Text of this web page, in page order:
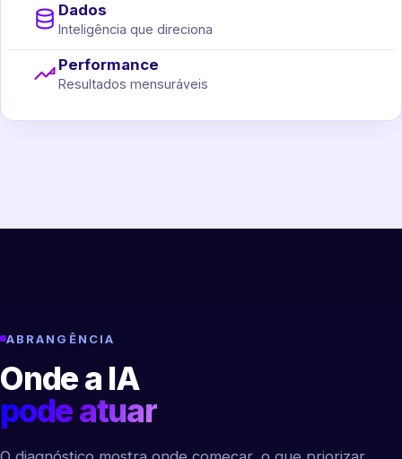
Dados
Inteligência que direciona
Performance
Resultados mensuráveis
ABRANGÊNCIA
Onde a IA
pode atuar